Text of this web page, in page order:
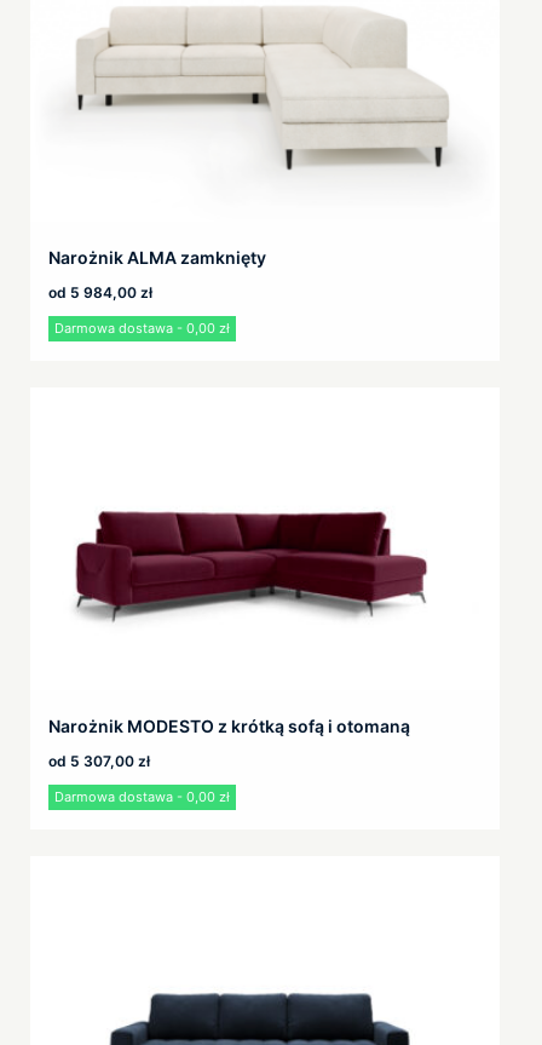
Narożnik ALMA zamknięty
od 5 984,00 zł
Darmowa dostawa - 0,00 zł
Narożnik MODESTO z krótką sofą i otomaną
od 5 307,00 zł
Darmowa dostawa - 0,00 zł